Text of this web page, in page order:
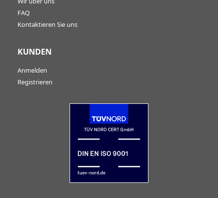
FAQ
Kontaktieren Sie uns
KUNDEN
Anmelden
Registrieren